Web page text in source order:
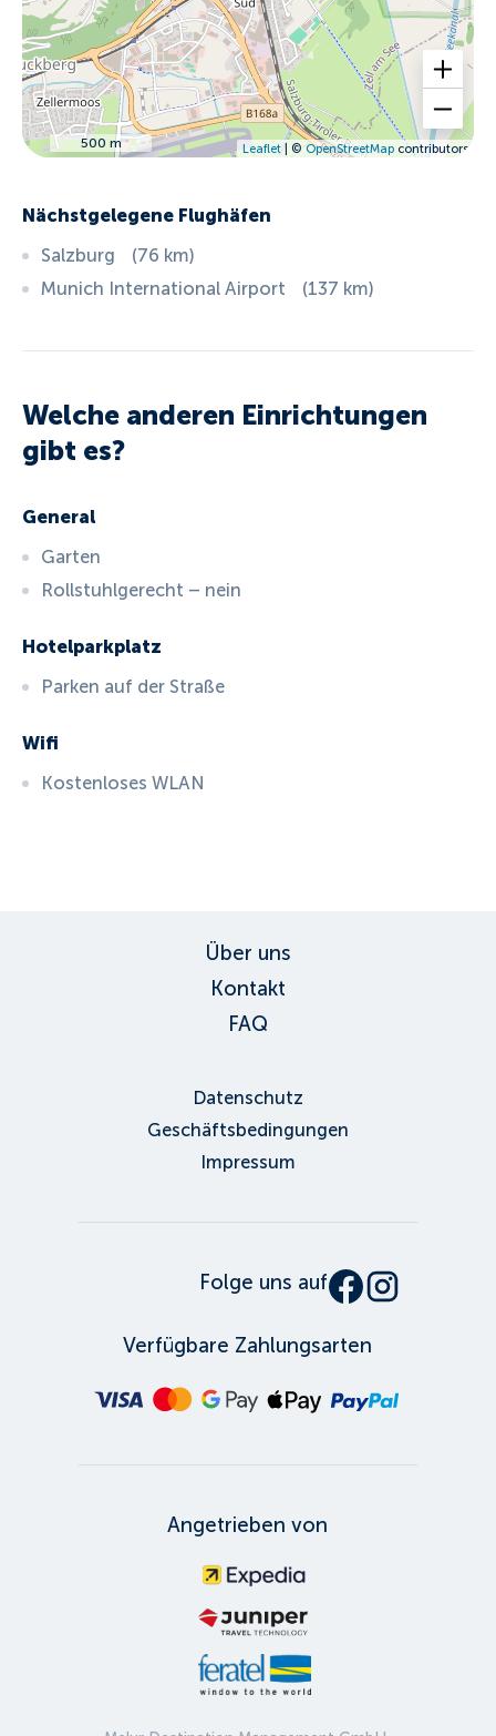
500 m Leaflet| ©OpenStreetMapcontributors
Nächstgelegene Flughäfen
Salzburg
(76 km)
Munich International Airport
(137 km)
Welche anderen Einrichtungen
gibt es?
General
Garten
Rollstuhlgerecht – nein
Hotelparkplatz
Parken auf der Straße
Wifi
Kostenloses WLAN
Über uns
Kontakt
FAQ
Datenschutz
Geschäftsbedingungen
Impressum
Folge uns auf
Verfügbare Zahlungsarten
Angetrieben von